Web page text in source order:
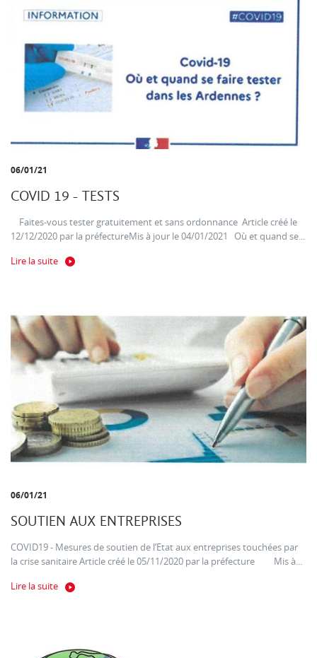
06/01/21
COVID 19 - TESTS
Faites-vous tester gratuitement et sans ordonnance Article créé le
12/12/2020 par la préfectureMis à jour le 04/01/2021 Où et quand se...
Lire la suite
06/01/21
SOUTIEN AUX ENTREPRISES
COVID19 - Mesures de soutien de l’Etat aux entreprises touchées par
la crise sanitaire Article créé le 05/11/2020 par la préfecture Mis à...
Lire la suite